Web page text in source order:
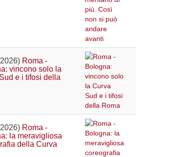
Roma -
vincono solo la
e i tifosi della
Roma -
la meravigliosa
della Curva